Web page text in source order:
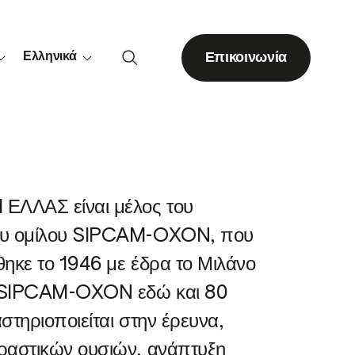
Ακτινιδιά
Ακρόδρυα
Εσπεριδοειδή
Πορτοκαλιά
Ελληνικά Επικοινωνία
είναι μέλος του
ομίλου SIPCAM-OXON, που
το 1946 με έδρα το Μιλάνο
SIPCAM-OXON εδώ και 80
στην έρευνα,
ουσιών, ανάπτυξη